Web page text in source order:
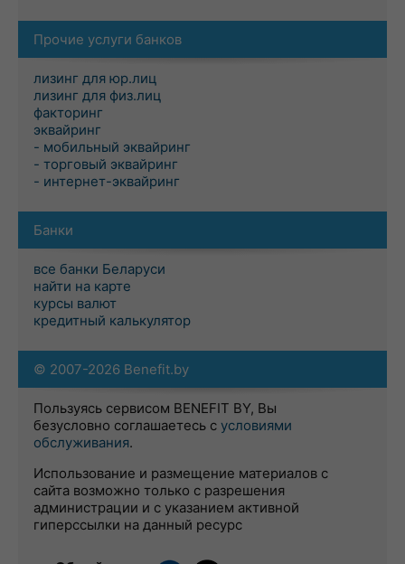
Прочие услуги банков
лизинг для юр.лиц
лизинг для физ.лиц
факторинг
эквайринг
- мобильный эквайринг
- торговый эквайринг
- интернет-эквайринг
Банки
все банки Беларуси
найти на карте
курсы валют
кредитный калькулятор
© 2007-2026 Benefit.by
Пользуясь сервисом BENEFIT BY, Вы
безусловно соглашаетесь с условиями
обслуживания.
Использование и размещение материалов с
сайта возможно только с разрешения
администрации и с указанием активной
гиперссылки на данный ресурс